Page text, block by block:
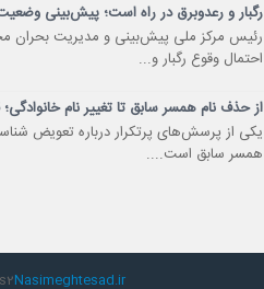
رگبار و رعدوبرق در راه است؛ پیش‌بینی
رئیس مرکز ملی پیش‌بینی و مدیریت بحران
احتمال وقوع رگبار و...
از حذف نام همسر سابق تا تغییر نام
یکی از پرسش‌های پرتکرار درباره تعویض
همسر سابق است....
Nasimeghtesad.ir